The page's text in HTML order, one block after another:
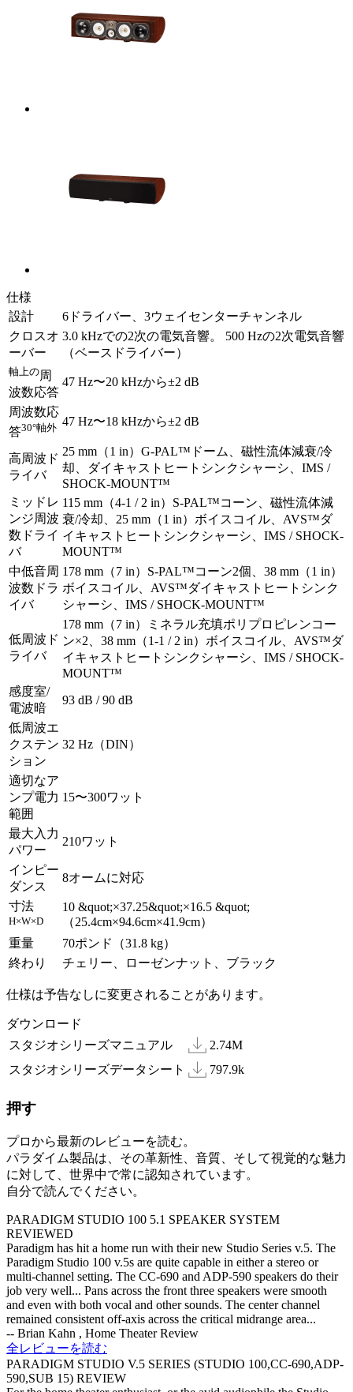
仕様
設計
6ドライバー、3ウェイセンターチャンネル
クロスオ
ーバー
3.0 kHzでの2次の電気音響。 500 Hzの2次電気音響
（ベースドライバー）
軸上の周
波数応答
47 Hz〜20 kHzから±2 dB
周波数応
答30°軸外 47 Hz〜18 kHzから±2 dB
高周波ド
ライバ
25 mm（1 in）G-PAL™ドーム、磁性流体減衰/冷
却、ダイキャストヒートシンクシャーシ、IMS /
SHOCK-MOUNT™
ミッドレ
ンジ周波
数ドライ
バ
115 mm（4-1 / 2 in）S-PAL™コーン、磁性流体減
衰/冷却、25 mm（1 in）ボイスコイル、AVS™ダ
イキャストヒートシンクシャーシ、IMS / SHOCK-
MOUNT™
中低音周
波数ドラ
イバ
178 mm（7 in）S-PAL™コーン2個、38 mm（1 in）
ボイスコイル、AVS™ダイキャストヒートシンク
シャーシ、IMS / SHOCK-MOUNT™
低周波ド
ライバ
178 mm（7 in）ミネラル充填ポリプロピレンコー
ン×2、38 mm（1-1 / 2 in）ボイスコイル、AVS™ダ
イキャストヒートシンクシャーシ、IMS / SHOCK-
MOUNT™
感度室/
電波暗
93 dB / 90 dB
低周波エ
クステン
ション
32 Hz（DIN）
適切なア
ンプ電力
範囲
15〜300ワット
最大入力
パワー
210ワット
インピー
ダンス
8オームに対応
寸法
H×W×D
10 &quot;×37.25&quot;×16.5 &quot;
（25.4cm×94.6cm×41.9cm）
重量
70ポンド（31.8 kg）
終わり
チェリー、ローゼンナット、ブラック
仕様は予告なしに変更されることがあります。
ダウンロード
スタジオシリーズマニュアル
2.74M
スタジオシリーズデータシート
797.9k
押す
プロから最新のレビューを読む。
パラダイム製品は、その革新性、音質、そして視覚的な魅力
に対して、世界中で常に認知されています。
自分で読んでください。
PARADIGM STUDIO 100 5.1 SPEAKER SYSTEM
REVIEWED
Paradigm has hit a home run with their new Studio Series v.5. The
Paradigm Studio 100 v.5s are quite capable in either a stereo or
multi-channel setting. The CC-690 and ADP-590 speakers do their
job very well... Pans across the front three speakers were smooth
and even with both vocal and other sounds. The center channel
remained consistent off-axis across the critical midrange area...
-- Brian Kahn , Home Theater Review
全レビューを読む
PARADIGM STUDIO V.5 SERIES (STUDIO 100,CC-690,ADP-
590,SUB 15) REVIEW